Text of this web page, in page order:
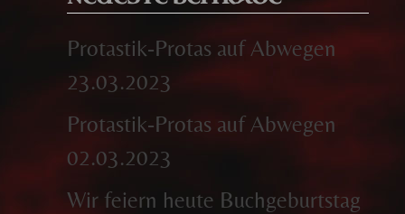
Protastik-Protas auf Abwegen
23.03.2023
Protastik-Protas auf Abwegen
02.03.2023
Wir feiern heute Buchgeburtstag